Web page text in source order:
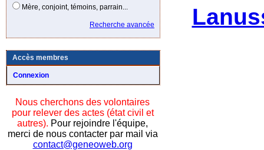
Mère, conjoint, témoins, parrain...
Recherche avancée
Accès membres
Connexion
Nous cherchons des volontaires
pour relever des actes (état civil et
autres). Pour rejoindre l'équipe,
merci de nous contacter par mail via
contact@geneoweb.org